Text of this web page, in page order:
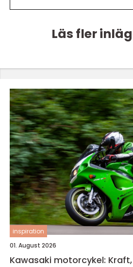
Läs fler
inspiration
01. August 2026
Kawasaki motorcykel: